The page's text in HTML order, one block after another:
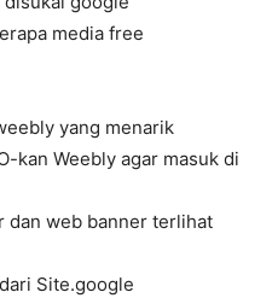
media free
yang menarik
kan Weebly agar masuk di
dan web banner terlihat
Site.google